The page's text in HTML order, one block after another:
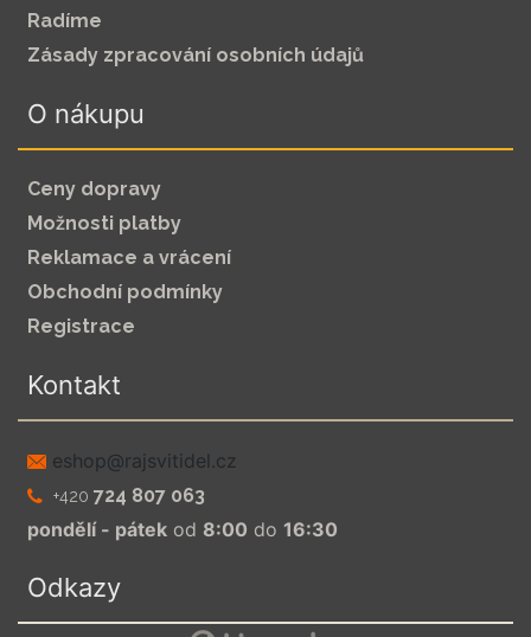
Radíme
Zásady zpracování osobních údajů
O nákupu
Ceny dopravy
Možnosti platby
Reklamace a vrácení
Obchodní podmínky
Registrace
Kontakt
zc.leditivsjar@pohse
+420 724 807 063
pondělí - pátek od 8:00 do 16:30
Odkazy